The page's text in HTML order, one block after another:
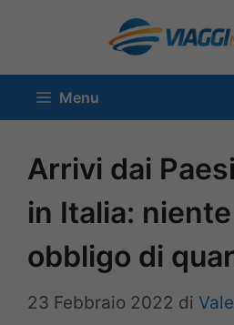
contenuto
Menu
Arrivi dai
in Italia:
obbligo di
23 Febbraio 2022 di